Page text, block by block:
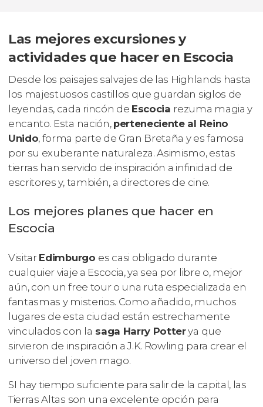
Las mejores excursiones y
actividades que hacer en Escocia
Desde los paisajes salvajes de las Highlands hasta
los majestuosos castillos que guardan siglos de
leyendas, cada rincón de Escocia rezuma magia y
encanto. Esta nación, perteneciente al Reino
Unido, forma parte de Gran Bretaña y es famosa
por su exuberante naturaleza. Asimismo, estas
tierras han servido de inspiración a infinidad de
escritores y, también, a directores de cine.
Los mejores planes que hacer en
Escocia
Visitar Edimburgo es casi obligado durante
cualquier viaje a Escocia, ya sea por libre o, mejor
aún, con un free tour o una ruta especializada en
fantasmas y misterios. Como añadido, muchos
lugares de esta ciudad están estrechamente
vinculados con la saga Harry Potterya que
sirvieron de inspiración a J.K. Rowling para crear el
universo del joven mago.
SI hay tiempo suficiente para salir de la capital, las
Tierras Altas son una excelente opción para